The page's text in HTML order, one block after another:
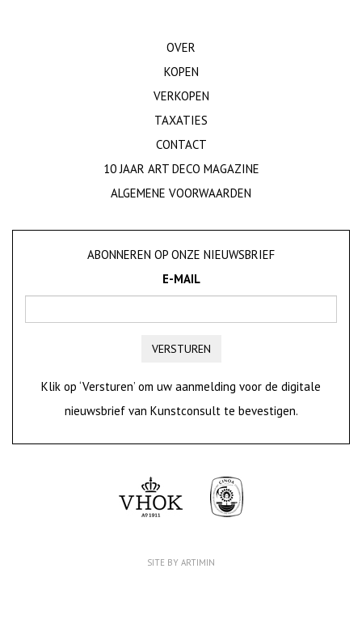
OVER
KOPEN
VERKOPEN
TAXATIES
CONTACT
10 JAAR ART DECO MAGAZINE
ALGEMENE VOORWAARDEN
ABONNEREN OP ONZE NIEUWSBRIEF
E-MAIL
VERSTUREN
Klik op ‘Versturen’ om uw aanmelding voor de digitale
nieuwsbrief van Kunstconsult te bevestigen.
SITE BY ARTIMIN